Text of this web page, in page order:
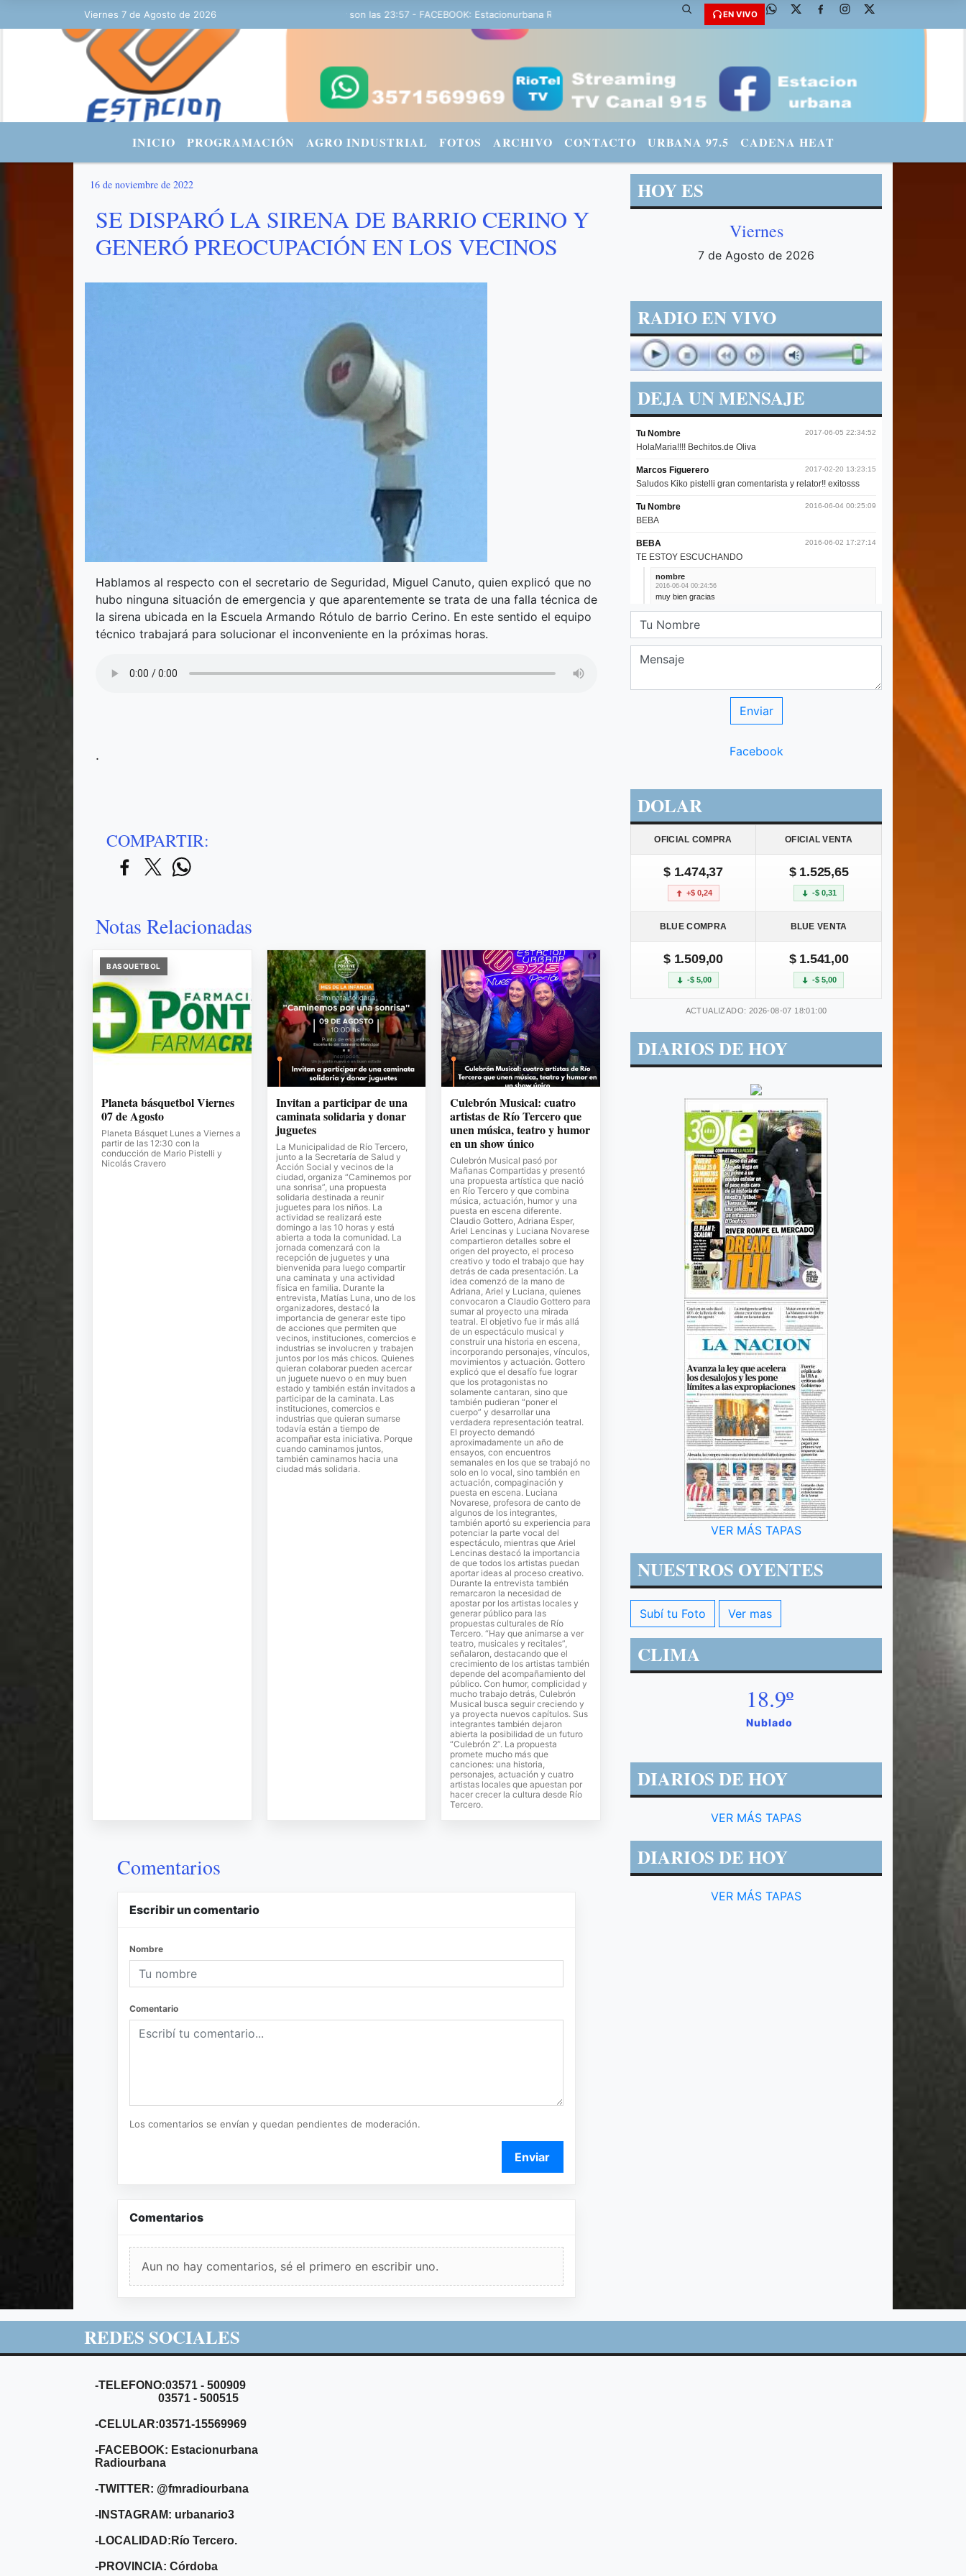
Viernes 7 de Agosto de 2026
Hoy es Viernes 7 de Agosto de 2026 y son las 23:57 - FACEBOOK: Estacionurbana Radiourbana - TWITTER: @fmradiourbana - INSTAGRAM: urbanario3 WHATSAPP: 3571569969
EN VIVO
INICIO PROGRAMACIÓN AGRO INDUSTRIAL FOTOS ARCHIVO CONTACTO URBANA 97.5 CADENA HEAT
16 de noviembre de 2022
SE DISPARÓ LA SIRENA DE BARRIO CERINO Y
GENERÓ PREOCUPACIÓN EN LOS VECINOS
Hablamos al respecto con el secretario de Seguridad, Miguel Canuto, quien explicó que no
hubo ninguna situación de emergencia y que aparentemente se trata de una falla técnica de
la sirena ubicada en la Escuela Armando Rótulo de barrio Cerino. En este sentido el equipo
técnico trabajará para solucionar el inconveniente en la próximas horas.
.
COMPARTIR:
Notas Relacionadas
BASQUETBOL
Planeta básquetbol Viernes
07 de Agosto
Planeta Básquet Lunes a Viernes a
partir de las 12:30 con la
conducción de Mario Pistelli y
Nicolás Cravero
Invitan a participar de una
caminata solidaria y donar
juguetes
La Municipalidad de Río Tercero,
junto a la Secretaría de Salud y
Acción Social y vecinos de la
ciudad, organiza “Caminemos por
una sonrisa”, una propuesta
solidaria destinada a reunir
juguetes para los niños. La
actividad se realizará este
domingo a las 10 horas y está
abierta a toda la comunidad. La
jornada comenzará con la
recepción de juguetes y una
bienvenida para luego compartir
una caminata y una actividad
física en familia. Durante la
entrevista, Matías Luna, uno de los
organizadores, destacó la
importancia de generar este tipo
de acciones que permiten que
vecinos, instituciones, comercios e
industrias se involucren y trabajen
juntos por los más chicos. Quienes
quieran colaborar pueden acercar
un juguete nuevo o en muy buen
estado y también están invitados a
participar de la caminata. Las
instituciones, comercios e
industrias que quieran sumarse
todavía están a tiempo de
acompañar esta iniciativa. Porque
cuando caminamos juntos,
también caminamos hacia una
ciudad más solidaria.
Culebrón Musical: cuatro
artistas de Río Tercero que
unen música, teatro y humor
en un show único
Culebrón Musical pasó por
Mañanas Compartidas y presentó
una propuesta artística que nació
en Río Tercero y que combina
música, actuación, humor y una
puesta en escena diferente.
Claudio Gottero, Adriana Esper,
Ariel Lencinas y Luciana Novarese
compartieron detalles sobre el
origen del proyecto, el proceso
creativo y todo el trabajo que hay
detrás de cada presentación. La
idea comenzó de la mano de
Adriana, Ariel y Luciana, quienes
convocaron a Claudio Gottero para
sumar al proyecto una mirada
teatral. El objetivo fue ir más allá
de un espectáculo musical y
construir una historia en escena,
incorporando personajes, vínculos,
movimientos y actuación. Gottero
explicó que el desafío fue lograr
que los protagonistas no
solamente cantaran, sino que
también pudieran “poner el
cuerpo” y desarrollar una
verdadera representación teatral.
El proyecto demandó
aproximadamente un año de
ensayos, con encuentros
semanales en los que se trabajó no
solo en lo vocal, sino también en
actuación, compaginación y
puesta en escena. Luciana
Novarese, profesora de canto de
algunos de los integrantes,
también aportó su experiencia para
potenciar la parte vocal del
espectáculo, mientras que Ariel
Lencinas destacó la importancia
de que todos los artistas puedan
aportar ideas al proceso creativo.
Durante la entrevista también
remarcaron la necesidad de
apostar por los artistas locales y
generar público para las
propuestas culturales de Río
Tercero. “Hay que animarse a ver
teatro, musicales y recitales”,
señalaron, destacando que el
crecimiento de los artistas también
depende del acompañamiento del
público. Con humor, complicidad y
mucho trabajo detrás, Culebrón
Musical busca seguir creciendo y
ya proyecta nuevos capítulos. Sus
integrantes también dejaron
abierta la posibilidad de un futuro
“Culebrón 2”. La propuesta
promete mucho más que
canciones: una historia,
personajes, actuación y cuatro
artistas locales que apuestan por
hacer crecer la cultura desde Río
Tercero.
Comentarios
Escribir un comentario
Nombre
Comentario
Los comentarios se envían y quedan pendientes de moderación.
Enviar
Comentarios
Aun no hay comentarios, sé el primero en escribir uno.
HOY ES
Viernes
7 de Agosto de 2026
RADIO EN VIVO
DEJA UN MENSAJE
Facebook
DOLAR
OFICIAL COMPRA OFICIAL VENTA
$ 1.474,37
+$ 0,24
$ 1.525,65
-$ 0,31
BLUE COMPRA BLUE VENTA
$ 1.509,00
-$ 5,00
$ 1.541,00
-$ 5,00
ACTUALIZADO: 2026-08-07 18:01:00
DIARIOS DE HOY
VER MÁS TAPAS
NUESTROS OYENTES
Subí tu Foto Ver mas
CLIMA
18.9º
Nublado
DIARIOS DE HOY
VER MÁS TAPAS
DIARIOS DE HOY
VER MÁS TAPAS
REDES SOCIALES
-TELEFONO:03571 - 500909
03571 - 500515
-CELULAR:03571-15569969
-FACEBOOK: Estacionurbana
Radiourbana
-TWITTER: @fmradiourbana
-INSTAGRAM: urbanario3
-LOCALIDAD:Río Tercero.
-PROVINCIA: Córdoba